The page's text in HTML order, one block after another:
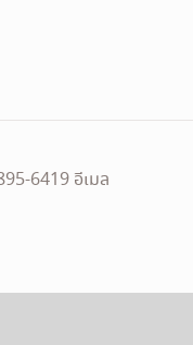
6419 อีเมล